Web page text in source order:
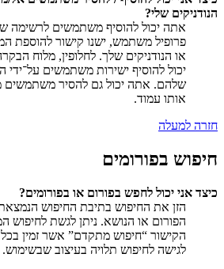
הנודניקים שלי?
אתה יכול להוסיף משתמשים לרשימה
פרופיל משתמש, ישנו קישור להוספת
או הנודניקים שלך. לחלופין, מלוח
יכול להוסיף ישירות משתמשים
שלהם. אתה יכול גם להסיר
אותו עמוד.
חזרה למעלה
חיפוש בפורומים
כיצד אני יכול לחפש בפורום או בפורומים?
הזן את החיפוש בתיבת החיפוש
הפורום או הנושא. ניתן לגשת לחיפוש
הקישור “חיפוש מתקדם” אשר זמין
לגישה לחיפוש תלויה בעיצוב שבשימוש.